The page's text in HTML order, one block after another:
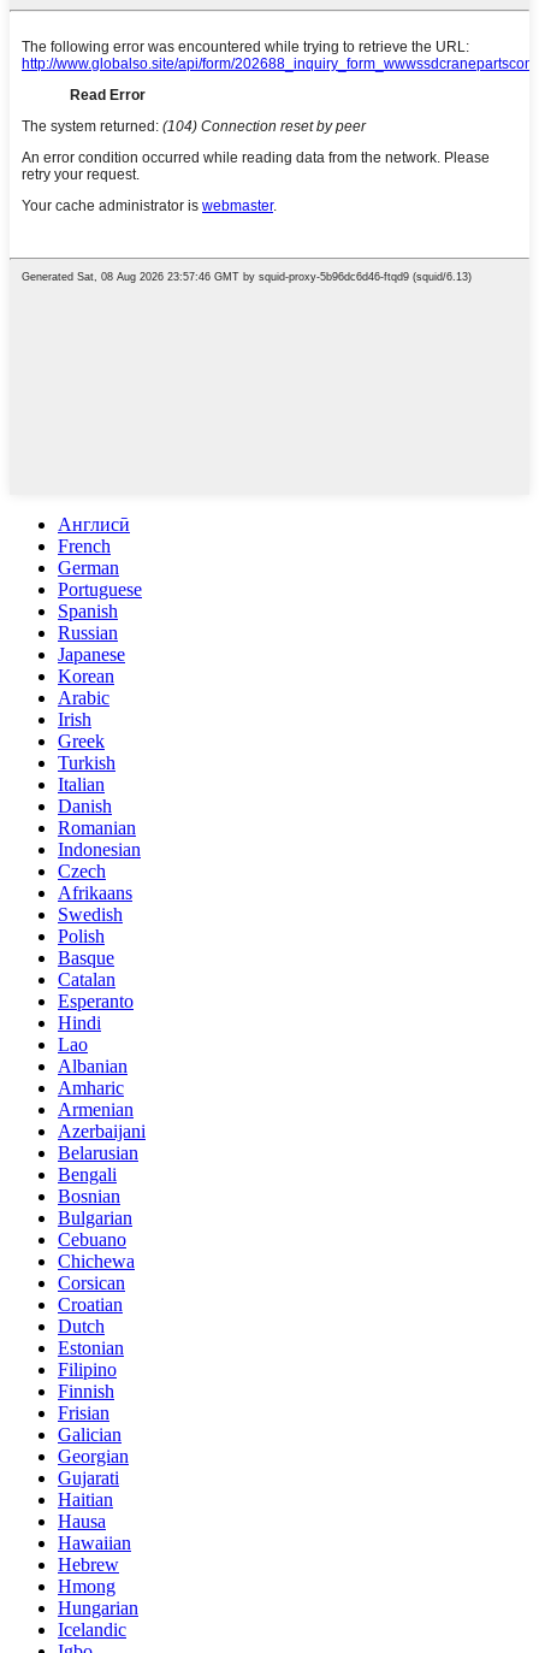
Англисӣ
French
German
Portuguese
Spanish
Russian
Japanese
Korean
Arabic
Irish
Greek
Turkish
Italian
Danish
Romanian
Indonesian
Czech
Afrikaans
Swedish
Polish
Basque
Catalan
Esperanto
Hindi
Lao
Albanian
Amharic
Armenian
Azerbaijani
Belarusian
Bengali
Bosnian
Bulgarian
Cebuano
Chichewa
Corsican
Croatian
Dutch
Estonian
Filipino
Finnish
Frisian
Galician
Georgian
Gujarati
Haitian
Hausa
Hawaiian
Hebrew
Hmong
Hungarian
Icelandic